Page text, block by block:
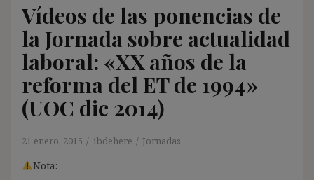
Vídeos de las ponencias de
la Jornada sobre actualidad
laboral: «XX años de la
reforma del ET de 1994»
(UOC dic 2014)
21 enero, 2015 ibdehere Jornadas
Nota: